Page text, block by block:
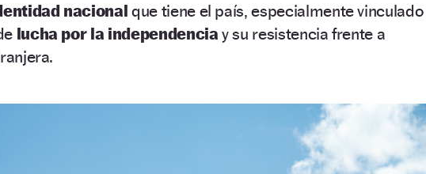
nacional que tiene el país, especialmente vinculado
lucha por la independencia y su resistencia frente a